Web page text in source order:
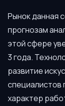
Рынок данная
прогнозам
этой сфере
3 года.
развитие
специалистов
характер